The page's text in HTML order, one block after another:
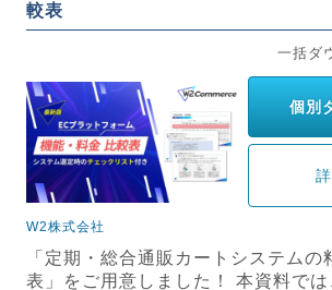
較表
一括ダ
個別
W2株式会社
「定期・総合通販カートシステムの
表」をご用意しました！ 本資料で